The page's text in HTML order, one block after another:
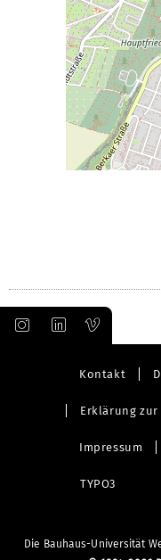
Kontakt
Erklärung
Impressum
TYPO3
Die Bauhaus-Universität